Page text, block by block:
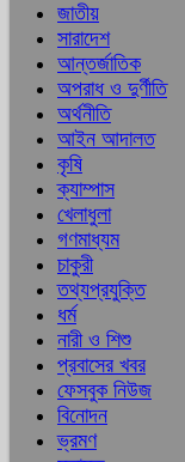
জাতীয়
সারাদেশ
আন্তর্জাতিক
অপরাধ ও দুর্ণীতি
অর্থনীতি
আইন আদালত
কৃষি
ক্যাম্পাস
খেলাধুলা
গণমাধ্যম
চাকুরী
তথ্যপ্রযুক্তি
ধর্ম
নারী ও শিশু
প্রবাসের খবর
ফেসবুক নিউজ
বিনোদন
ভ্রমণ